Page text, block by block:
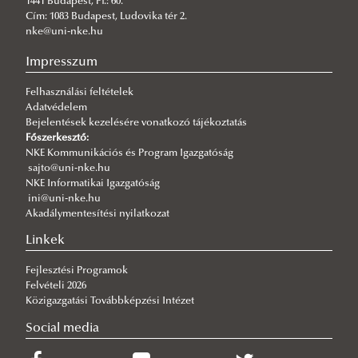
2026/08/03
Még nem késő jelentkezni a KTI szakirányú továbbképzéseire
Fordulat jöhet: megszűnhet a hatóság előtti hazugság
2026/07/30
Q-s/D-s pályázati felhívás
2026/07/30
Új esély a továbbtanulásra: válaszd az NKE-t a pótfelvételin!
2026/07/29
A gyermek mindenek felett
2026/07/27
Hamarosan indul a jelentkezés az egyetemi pótfelvételire
Cím: 1083 Budapest, Ludovika tér 2.
nke@uni-nke.hu
Impresszum
Felhasználási feltételek
Adatvédelem
Bejelentések kezelésére vonatkozó tájékoztatás
Főszerkesztő:
NKE Kommunikációs és Program Igazgatóság
sajto@uni-nke.hu
NKE Informatikai Igazgatóság
ini@uni-nke.hu
Akadálymentesítési nyilatkozat
Linkek
Fejlesztési Programok
Felvételi 2026
Közigazgatási Továbbképzési Intézet
Social media